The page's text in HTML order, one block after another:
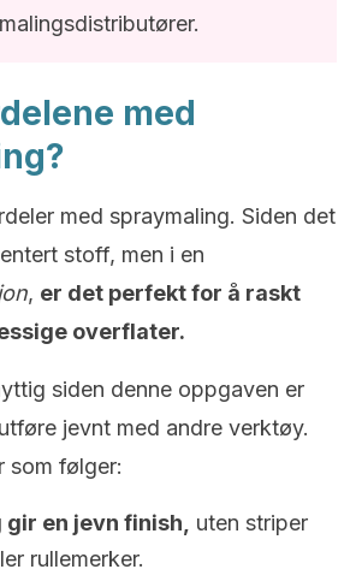
malingsdistributører.
med
med spraymaling. Siden det
stoff, men i en
, er det perfekt for å raskt
overflater.
siden denne oppgaven er
jevnt med andre verktøy.
som følger:
en jevn finish,
uten striper
rullemerker.